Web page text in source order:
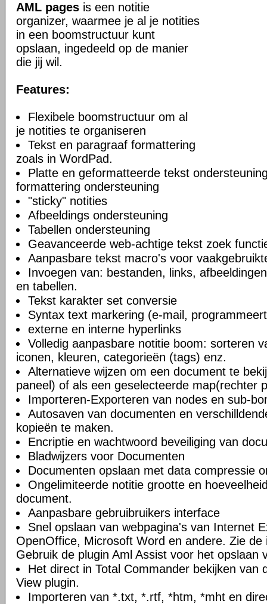
AML pages is een notitie
organizer, waarmee je al je notities
in een boomstructuur kunt
opslaan, ingedeeld op de manier
die jij wil.
Features:
Flexibele boomstructuur om al
je notities te organiseren
Tekst en paragraaf formattering
zoals in WordPad.
Platte en geformatteerde tekst
formattering ondersteuning
"sticky" notities
Afbeeldings ondersteuning
Tabellen ondersteuning
Geavanceerde web-achtige tekst zoek
Aanpasbare tekst macro's voor
Invoegen van: bestanden, links,
en tabellen.
Tekst karakter set conversie
Syntax text markering (e-mail,
externe en interne hyperlinks
Volledig aanpasbare notitie boom: sorteren
iconen, kleuren, categorieën (tags) enz.
Alternatieve wijzen om een document te
paneel) of als een geselecteerde map(rechter
Importeren-Exporteren van nodes en sub-
Autosaven van documenten en
kopieën te maken.
Encriptie en wachtwoord beveiliging van
Bladwijzers voor Documenten
Documenten opslaan met data compressie
Ongelimiteerde notitie grootte en
document.
Aanpasbare gebruibruikers interface
Snel opslaan van webpagina's van Internet
OpenOffice, Microsoft Word en andere. Zie de
Gebruik de plugin Aml Assist voor het opslaan
Het direct in Total Commander bekijken van
View plugin.
Importeren van *.txt, *.rtf, *htm, *mht en